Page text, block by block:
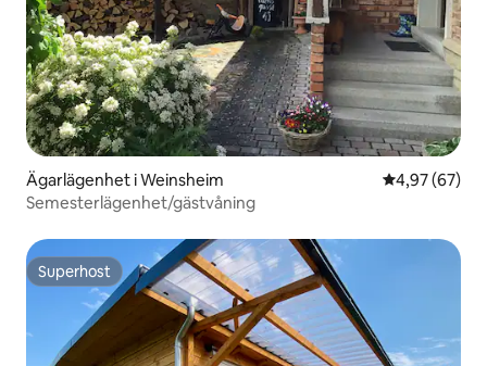
Ägarlägenhet i Weinsheim 4,97 av 5 i
4,97 (67)
Semesterlägenhet/gästvåning
Superhost
Superhost